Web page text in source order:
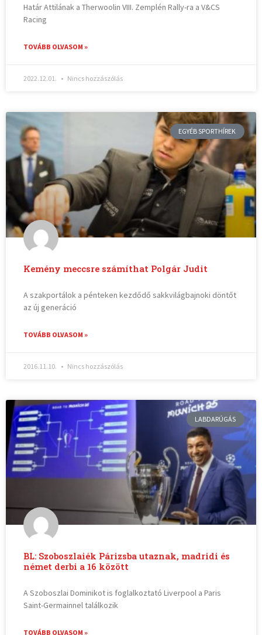
Határ Attilának a Therwoolin VIII. Zemplén Rally-ra a V&CS
Racing
TOVÁBB OLVASOM »
2022.12.01. Nincs hozzászólás
EGYÉB SPORTHÍREK
Kemény meccsre számíthat Polgár Judit
A szakportálok a pénteken kezdődő sakkvilágbajnoki döntőt
az új generáció
TOVÁBB OLVASOM »
2016.11.10. Nincs hozzászólás
LABDARÚGÁS
BL: Szoboszlaiék Párizsba utaznak, madridi és
német derbi a 16 között
A Szoboszlai Dominikot is foglalkoztató Liverpool a Paris
Saint-Germainnel találkozik
TOVÁBB OLVASOM »